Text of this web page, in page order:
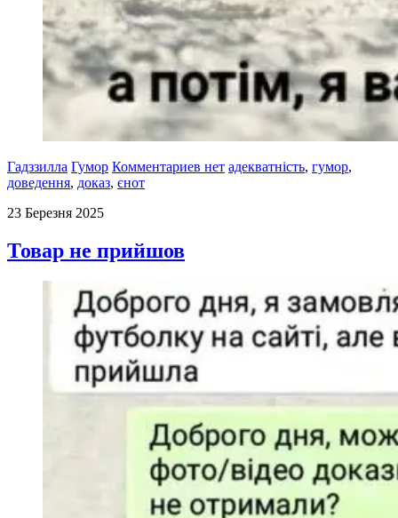
Гадззилла Гумор Комментариев нет адекватність, гумор,
доведення, доказ, єнот
23 Березня 2025
Товар не прийшов